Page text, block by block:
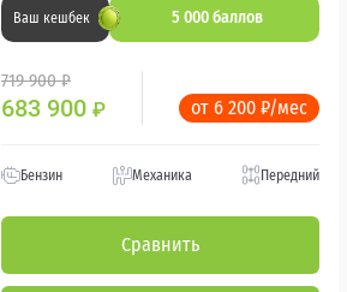
Ваш кешбек 5 000 баллов
719 900 ₽
683 900 ₽ от 6 200 ₽/мес
Бензин Механика Передний
Сравнить